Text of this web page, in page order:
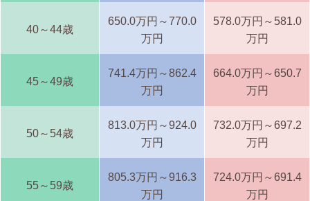
40～44歳
650.0万円～770.0
万円
578.0万円～581.0
万円
45～49歳
741.4万円～862.4
万円
664.0万円～650.7
万円
50～54歳
813.0万円～924.0
万円
732.0万円～697.2
万円
55～59歳
805.3万円～916.3
万円
724.0万円～691.4
万円